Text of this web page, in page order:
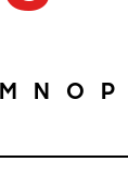
M N O P